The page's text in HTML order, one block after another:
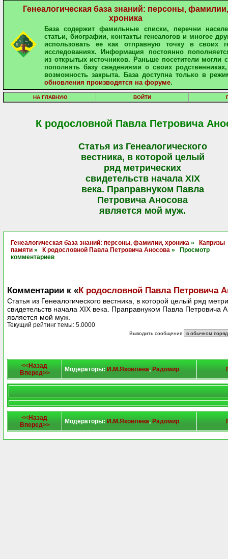
Генеалогическая база знаний: персоны, фамилии,
хроника
База содержит фамильные списки, перечни
статьи, биографии, контакты генеалогов и многое
использовать ее как отправную точку в своих
исследованиях. Информация постоянно
из открытых источников. Раньше посетители могли
пополнять базу сведениями о своих
возможность закрыта. База доступна только в
обновления производятся на форуме.
НА ГЛАВНУЮ ВОЙТИ
К родословной Павла Петровича
Статья из Генеалогического
вестника, в которой целый
ряд метрических
свидетельств начала XIX
века. Праправнуком Павла
Петровича Аносова
является мой муж.
Генеалогическая база знаний: персоны, фамилии, хроника »
Капризы
памяти » К родословной Павла Петровича Аносова » Просмотр
комментариев
Комментарии к «К родословной Павла Петровича
Статья из Генеалогического вестника, в которой целый ряд
свидетельств начала XIX века. Праправнуком Павла Петровича
является мой муж.
Текущий рейтинг темы: 5.0000
Выводить сообщения
<<Назад
Вперед>>
Модераторы: И.М.Яковлева, Радомир
<<Назад
Вперед>>
Модераторы: И.М.Яковлева, Радомир